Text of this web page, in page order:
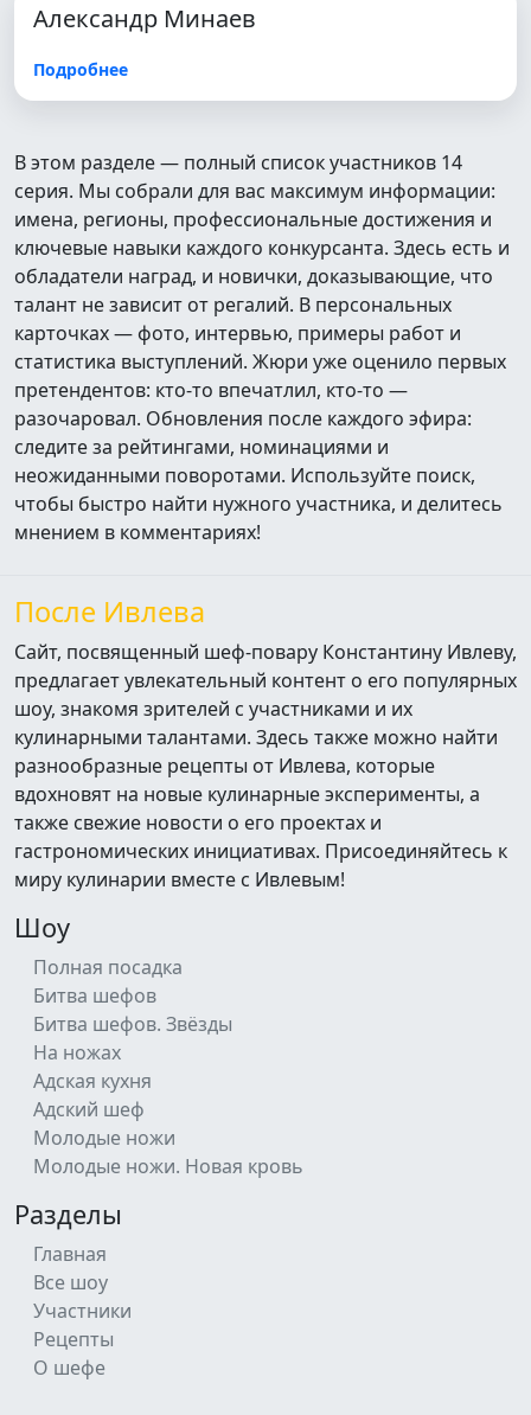
Александр Минаев
Подробнее
В этом разделе — полный список участников 14
серия. Мы собрали для вас максимум информации:
имена, регионы, профессиональные достижения и
ключевые навыки каждого конкурсанта. Здесь есть и
обладатели наград, и новички, доказывающие, что
талант не зависит от регалий. В персональных
карточках — фото, интервью, примеры работ и
статистика выступлений. Жюри уже оценило первых
претендентов: кто‑то впечатлил, кто‑то —
разочаровал. Обновления после каждого эфира:
следите за рейтингами, номинациями и
неожиданными поворотами. Используйте поиск,
чтобы быстро найти нужного участника, и делитесь
мнением в комментариях!
После Ивлева
Сайт, посвященный шеф-повару Константину Ивлеву,
предлагает увлекательный контент о его популярных
шоу, знакомя зрителей с участниками и их
кулинарными талантами. Здесь также можно найти
разнообразные рецепты от Ивлева, которые
вдохновят на новые кулинарные эксперименты, а
также свежие новости о его проектах и
гастрономических инициативах. Присоединяйтесь к
миру кулинарии вместе с Ивлевым!
Шоу
Полная посадка
Битва шефов
Битва шефов. Звёзды
На ножах
Адская кухня
Адский шеф
Молодые ножи
Молодые ножи. Новая кровь
Разделы
Главная
Все шоу
Участники
Рецепты
О шефе